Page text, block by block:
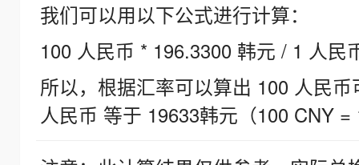
我们可以用以下公式进行计算：
100 人民币 * 196.3300 韩元 / 1 人民
所以，根据汇率可以算出 100 人民
人民币 等于 19633韩元（100 CNY =